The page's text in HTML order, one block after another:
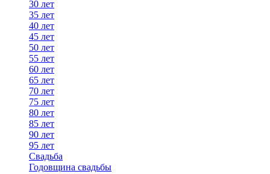
30 лет
35 лет
40 лет
45 лет
50 лет
55 лет
60 лет
65 лет
70 лет
75 лет
80 лет
85 лет
90 лет
95 лет
Свадьба
Годовщина свадьбы